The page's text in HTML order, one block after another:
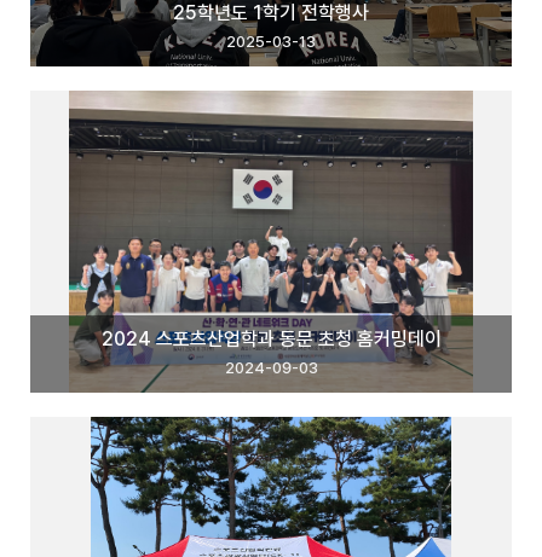
25학년도 1학기 전학행사
2025-03-13
2024 스포츠산업학과 동문 초청 홈커밍데이
2024-09-03